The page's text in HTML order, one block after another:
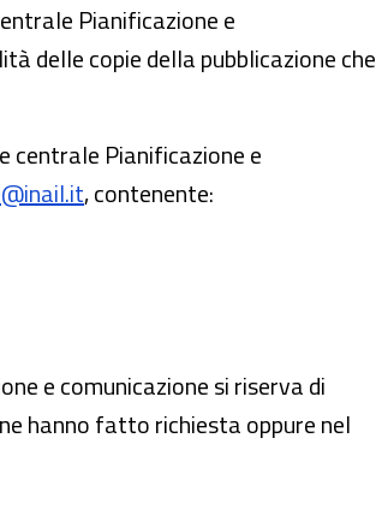
Pianificazione e
delle copie della pubblicazione che
centrale Pianificazione e
, contenente:
e comunicazione si riserva di
hanno fatto richiesta oppure nel